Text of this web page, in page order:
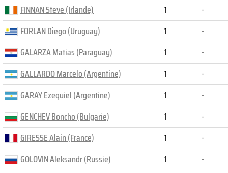
FINNAN Steve (Irlande)
FORLAN Diego (Uruguay)
GALARZA Matias (Paraguay)
GALLARDO Marcelo (Argentine)
GARAY Ezequiel (Argentine)
GENCHEV Boncho (Bulgarie)
GIRESSE Alain (France)
GOLOVIN Aleksandr (Russie)
1
-
1
-
1
-
1
-
1
-
1
-
1
-
1
-